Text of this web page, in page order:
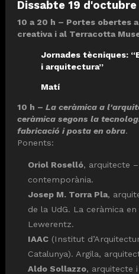
Dissabte 19 d'octubre
10 a 20 h – Portes obertes
creativa i al Terracotta
Jornades tècniques:
i arquitectura”
Matí
10 h – La ceràmica a
ceràmica segons la
fabricació i posta en obra.
Ponents:
Oriol Roselló, arquitecte
contemporània.
Josep M. Torra Pla,
de la UdG. La ceràmica en
Lewerentz.
IAAC (Institut
Catalunya). Argila,
Aldo Sollazzo, arquitecte